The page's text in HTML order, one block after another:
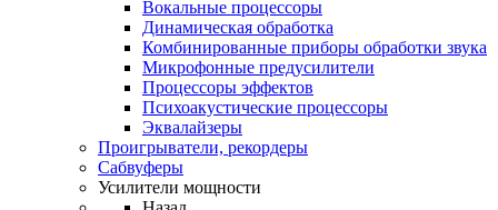
Вокальные процессоры
Динамическая обработка
Комбинированные приборы обработки звука
Микрофонные предусилители
Процессоры эффектов
Психоакустические процессоры
Эквалайзеры
Проигрыватели, рекордеры
Сабвуферы
Усилители мощности